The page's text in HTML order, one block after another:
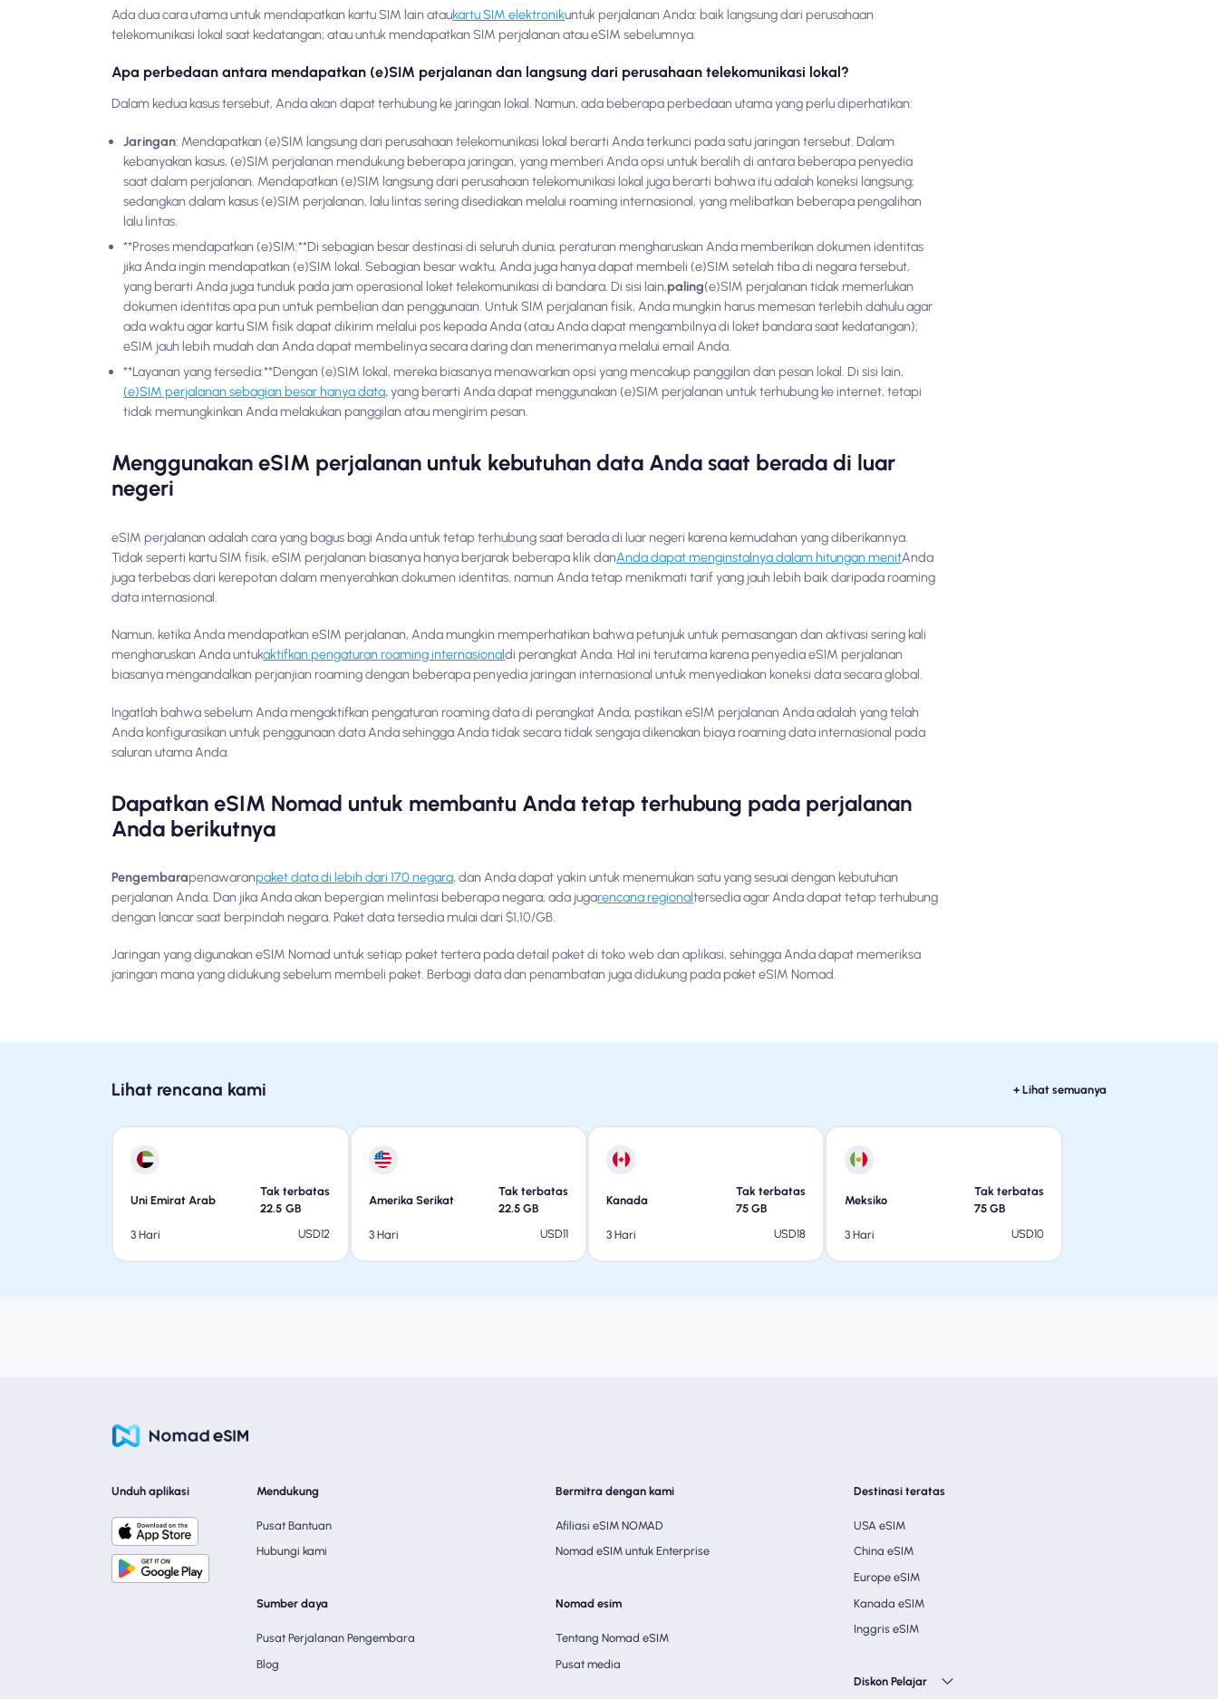
Ada dua cara utama untuk mendapatkan kartu SIM lain ataukartu SIM elektronikuntuk perjalanan Anda: baik langsung dari perusahaan
telekomunikasi lokal saat kedatangan; atau untuk mendapatkan SIM perjalanan atau eSIM sebelumnya.
Apa perbedaan antara mendapatkan (e)SIM perjalanan dan langsung dari perusahaan telekomunikasi lokal?
Dalam kedua kasus tersebut, Anda akan dapat terhubung ke jaringan lokal. Namun, ada beberapa perbedaan utama yang perlu diperhatikan:
Jaringan: Mendapatkan (e)SIM langsung dari perusahaan telekomunikasi lokal berarti Anda terkunci pada satu jaringan tersebut. Dalam
kebanyakan kasus, (e)SIM perjalanan mendukung beberapa jaringan, yang memberi Anda opsi untuk beralih di antara beberapa penyedia
saat dalam perjalanan. Mendapatkan (e)SIM langsung dari perusahaan telekomunikasi lokal juga berarti bahwa itu adalah koneksi langsung;
sedangkan dalam kasus (e)SIM perjalanan, lalu lintas sering disediakan melalui roaming internasional, yang melibatkan beberapa pengalihan
lalu lintas.
**Proses mendapatkan (e)SIM:**Di sebagian besar destinasi di seluruh dunia, peraturan mengharuskan Anda memberikan dokumen identitas
jika Anda ingin mendapatkan (e)SIM lokal. Sebagian besar waktu, Anda juga hanya dapat membeli (e)SIM setelah tiba di negara tersebut,
yang berarti Anda juga tunduk pada jam operasional loket telekomunikasi di bandara. Di sisi lain,paling(e)SIM perjalanan tidak memerlukan
dokumen identitas apa pun untuk pembelian dan penggunaan. Untuk SIM perjalanan fisik, Anda mungkin harus memesan terlebih dahulu agar
ada waktu agar kartu SIM fisik dapat dikirim melalui pos kepada Anda (atau Anda dapat mengambilnya di loket bandara saat kedatangan);
eSIM jauh lebih mudah dan Anda dapat membelinya secara daring dan menerimanya melalui email Anda.
**Layanan yang tersedia:**Dengan (e)SIM lokal, mereka biasanya menawarkan opsi yang mencakup panggilan dan pesan lokal. Di sisi lain,
(e)SIM perjalanan sebagian besar hanya data, yang berarti Anda dapat menggunakan (e)SIM perjalanan untuk terhubung ke internet, tetapi
tidak memungkinkan Anda melakukan panggilan atau mengirim pesan.
Menggunakan eSIM perjalanan untuk kebutuhan data Anda saat berada di luar
negeri
eSIM perjalanan adalah cara yang bagus bagi Anda untuk tetap terhubung saat berada di luar negeri karena kemudahan yang diberikannya.
Tidak seperti kartu SIM fisik, eSIM perjalanan biasanya hanya berjarak beberapa klik danAnda dapat menginstalnya dalam hitungan menitAnda
juga terbebas dari kerepotan dalam menyerahkan dokumen identitas, namun Anda tetap menikmati tarif yang jauh lebih baik daripada roaming
data internasional.
Namun, ketika Anda mendapatkan eSIM perjalanan, Anda mungkin memperhatikan bahwa petunjuk untuk pemasangan dan aktivasi sering kali
mengharuskan Anda untukaktifkan pengaturan roaming internasionaldi perangkat Anda. Hal ini terutama karena penyedia eSIM perjalanan
biasanya mengandalkan perjanjian roaming dengan beberapa penyedia jaringan internasional untuk menyediakan koneksi data secara global.
Ingatlah bahwa sebelum Anda mengaktifkan pengaturan roaming data di perangkat Anda, pastikan eSIM perjalanan Anda adalah yang telah
Anda konfigurasikan untuk penggunaan data Anda sehingga Anda tidak secara tidak sengaja dikenakan biaya roaming data internasional pada
saluran utama Anda.
Dapatkan eSIM Nomad untuk membantu Anda tetap terhubung pada perjalanan
Anda berikutnya
Pengembarapenawaranpaket data di lebih dari 170 negara, dan Anda dapat yakin untuk menemukan satu yang sesuai dengan kebutuhan
perjalanan Anda. Dan jika Anda akan bepergian melintasi beberapa negara, ada jugarencana regionaltersedia agar Anda dapat tetap terhubung
dengan lancar saat berpindah negara. Paket data tersedia mulai dari $1,10/GB.
Jaringan yang digunakan eSIM Nomad untuk setiap paket tertera pada detail paket di toko web dan aplikasi, sehingga Anda dapat memeriksa
jaringan mana yang didukung sebelum membeli paket. Berbagi data dan penambatan juga didukung pada paket eSIM Nomad.
Lihat rencana kami + Lihat semuanya
Uni Emirat Arab
Tak terbatas
22.5 GB
3 Hari
USD12
Amerika Serikat
Tak terbatas
22.5 GB
3 Hari
USD11
Kanada
Tak terbatas
75 GB
3 Hari
USD18
Meksiko
Tak terbatas
75 GB
3 Hari
USD10
Unduh aplikasi Mendukung
Pusat Bantuan
Hubungi kami
Sumber daya
Pusat Perjalanan Pengembara
Blog
Bermitra dengan kami
Afiliasi eSIM NOMAD
Nomad eSIM untuk Enterprise
Nomad esim
Tentang Nomad eSIM
Pusat media
Destinasi teratas
USA eSIM
China eSIM
Europe eSIM
Kanada eSIM
Inggris eSIM
Diskon Pelajar